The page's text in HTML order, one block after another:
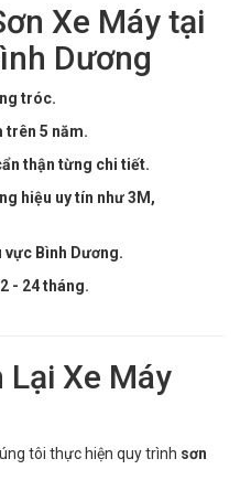
Xe Máy tại
Dương
tróc.
trên 5 năm.
thận từng chi tiết.
hiệu uy tín như 3M,
vực Bình Dương.
- 24 tháng.
Lại Xe Máy
tôi thực hiện quy trình sơn